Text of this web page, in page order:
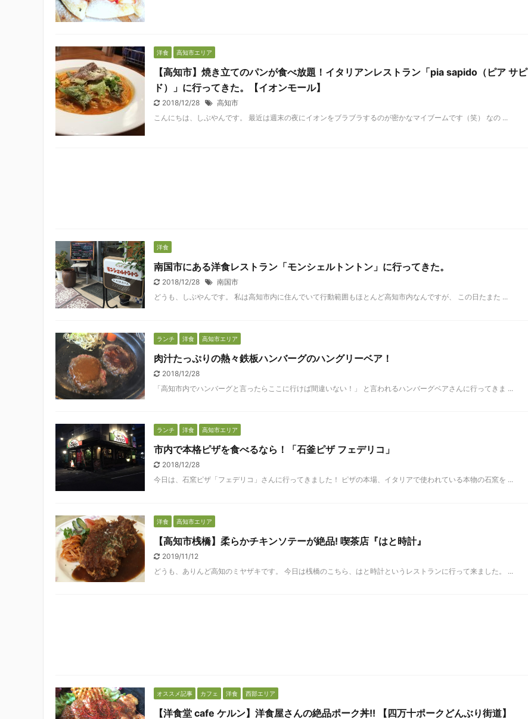
洋食 高知市エリア
【高知市】焼き立てのパンが食べ放題！イタリアンレストラン「pia sapido（ピア サピ
ド）」に行ってきた。【イオンモール】
2018/12/28
高知市
こんにちは、しぶやんです。 最近は週末の夜にイオンをブラブラするのが密かなマイブームです（笑） なの ...
洋食
南国市にある洋食レストラン「モンシェルトントン」に行ってきた。
2018/12/28
南国市
どうも、しぶやんです。 私は高知市内に住んでいて行動範囲もほとんど高知市内なんですが、 この日たまた ...
ランチ 洋食 高知市エリア
肉汁たっぷりの熱々鉄板ハンバーグのハングリーベア！
2018/12/28
「高知市内でハンバーグと言ったらここに行けば間違いない！」 と言われるハンバーグベアさんに行ってきま ...
ランチ 洋食 高知市エリア
市内で本格ピザを食べるなら！「石釜ピザ フェデリコ」
2018/12/28
今日は、石窯ピザ「フェデリコ」さんに行ってきました！ ピザの本場、イタリアで使われている本物の石窯を ...
洋食 高知市エリア
【高知市桟橋】柔らかチキンソテーが絶品! 喫茶店『はと時計』
2019/11/12
どうも、ありんど高知のミヤザキです。 今日は桟橋のこちら、はと時計というレストランに行って来ました。 ...
オススメ記事 カフェ 洋食 西部エリア
【洋食堂 cafe ケルン】洋食屋さんの絶品ポーク丼!! 【四万十ポークどんぶり街道】